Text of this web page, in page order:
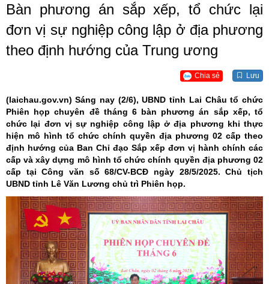
Bàn phương án sắp xếp, tổ chức lại
đơn vị sự nghiệp công lập ở địa phương
theo định hướng của Trung ương
Chia sẻ Lưu
(laichau.gov.vn) Sáng nay (2/6), UBND tỉnh Lai Châu tổ chức
Phiên họp chuyên đề tháng 6 bàn phương án sắp xếp, tổ
chức lại đơn vị sự nghiệp công lập ở địa phương khi thực
hiện mô hình tổ chức chính quyền địa phương 02 cấp theo
định hướng của Ban Chỉ đạo Sắp xếp đơn vị hành chính các
cấp và xây dựng mô hình tổ chức chính quyền địa phương 02
cấp tại Công văn số 68/CV-BCĐ ngày 28/5/2025. Chủ tịch
UBND tỉnh Lê Văn Lương chủ trì Phiên họp.